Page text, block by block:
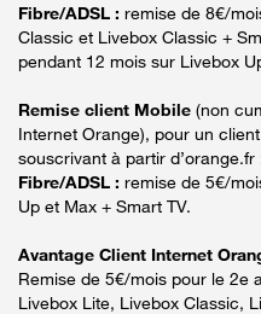
Fibre/ADSL : remise de 8€/
Classic et Livebox Classic +
pendant 12 mois sur Livebox
Remise client Mobile (non
Internet Orange), pour un
souscrivant à partir d’orange.fr
Fibre/ADSL : remise de 5€/
Up et Max + Smart TV.
Avantage Client Internet
Remise de 5€/mois pour le 2e
Livebox Lite, Livebox Classic,